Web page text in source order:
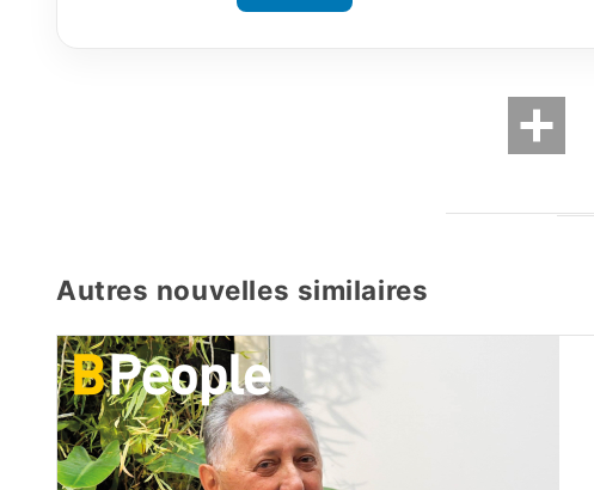
Autres nouvelles similaires